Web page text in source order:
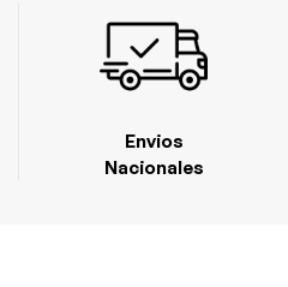
Envios
Nacionales